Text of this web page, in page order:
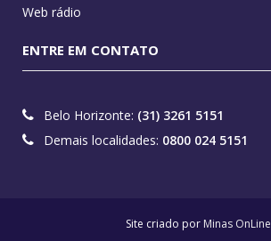
Web rádio
ENTRE EM CONTATO
Belo Horizonte: (31) 3261 5151
Demais localidades: 0800 024 5151
Site criado por Minas OnLine